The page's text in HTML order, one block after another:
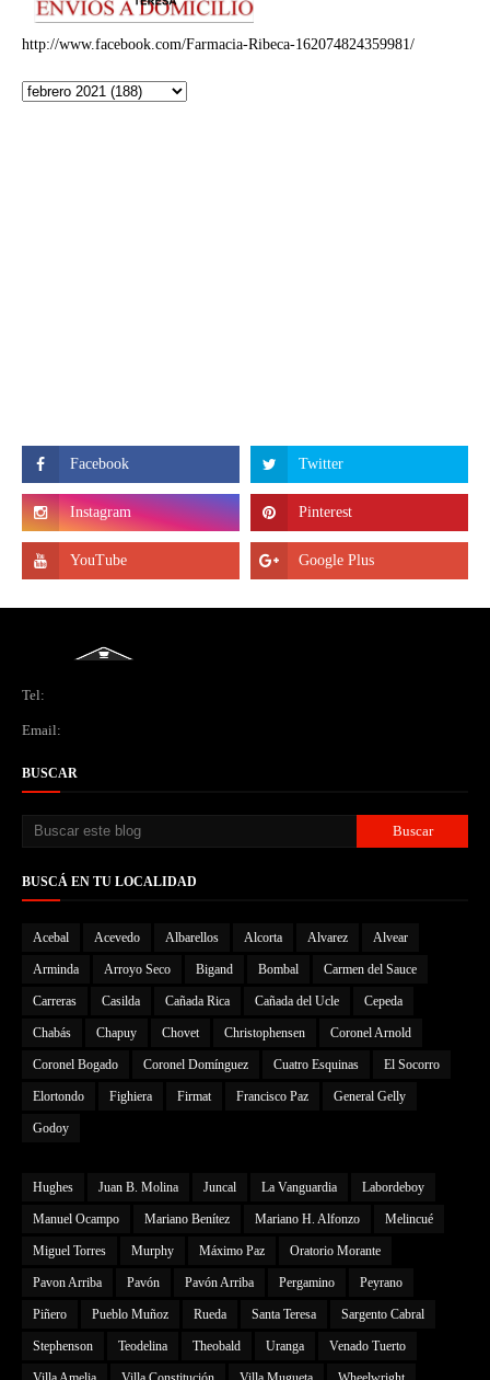
http://www.facebook.com/Farmacia-Ribeca-162074824359981/
Tel:
Email:
BUSCAR
BUSCÁ EN TU LOCALIDAD
Acebal Acevedo Albarellos Alcorta Alvarez Alvear
Arminda Arroyo Seco Bigand Bombal Carmen del Sauce
Carreras Casilda Cañada Rica Cañada del Ucle Cepeda
Chabás Chapuy Chovet Christophensen Coronel Arnold
Coronel Bogado Coronel Domínguez Cuatro Esquinas El Socorro
Elortondo Fighiera Firmat Francisco Paz General Gelly
Godoy
Hughes Juan B. Molina Juncal La Vanguardia Labordeboy
Manuel Ocampo Mariano Benítez Mariano H. Alfonzo Melincué
Miguel Torres Murphy Máximo Paz Oratorio Morante
Pavon Arriba Pavón Pavón Arriba Pergamino Peyrano
Piñero Pueblo Muñoz Rueda Santa Teresa Sargento Cabral
Stephenson Teodelina Theobald Uranga Venado Tuerto